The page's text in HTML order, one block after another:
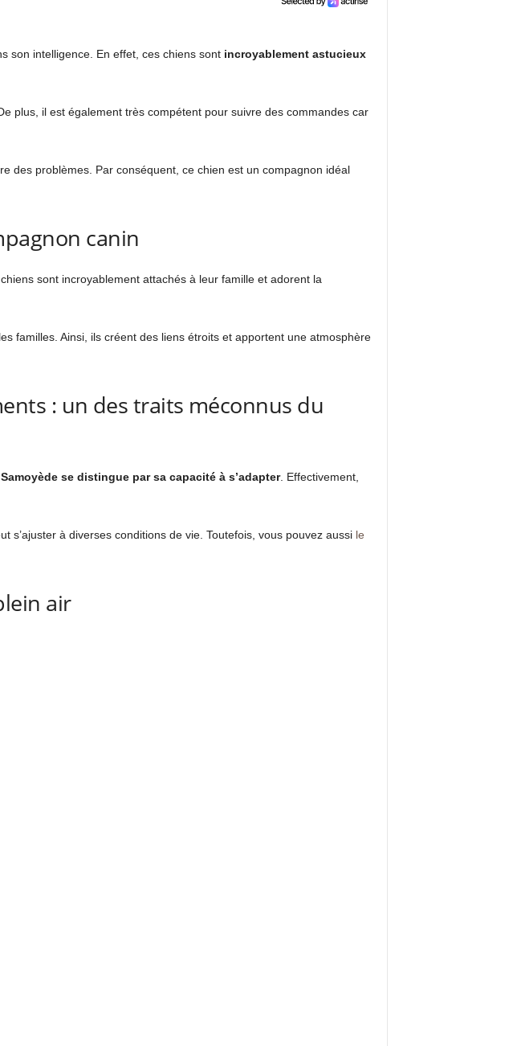
son intelligence. En effet, ces chiens sont incroyablement astucieux
plus, il est également très compétent pour suivre des commandes car
des problèmes. Par conséquent, ce chien est un compagnon idéal
canin
sont incroyablement attachés à leur famille et adorent la
familles. Ainsi, ils créent des liens étroits et apportent une atmosphère
: un des traits méconnus du
se distingue par sa capacité à s’adapter. Effectivement,
s’ajuster à diverses conditions de vie. Toutefois, vous pouvez aussi le
air